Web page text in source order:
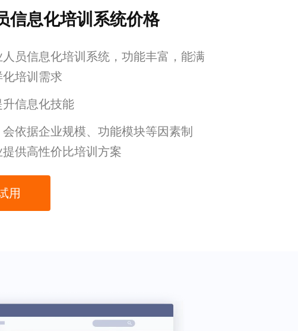
信息化培训系统价格
员信息化培训系统，功能丰富，能满
化培训需求
升信息化技能
依据企业规模、功能模块等因素制
供高性价比培训方案
用